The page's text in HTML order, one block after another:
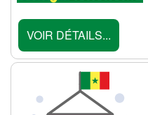
VOIR DÉTAILS...